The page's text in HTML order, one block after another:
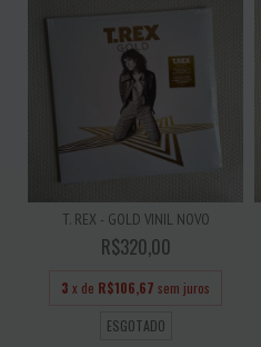
T. REX - GOLD VINIL NOVO
R$320,00
3 x de R$106,67 sem juros
ESGOTADO